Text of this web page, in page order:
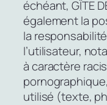
échéant, GÎTE
également la
la
l’utilisateur,
à caractère
utilisé (texte,